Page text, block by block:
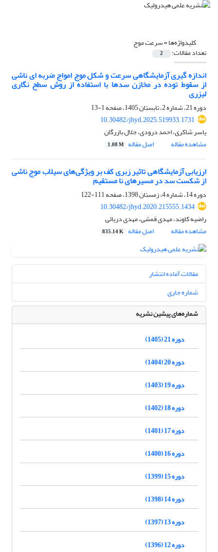
کلیدواژه‌ها =سرعت موج
تعداد مقالات: 2
اندازه گیری آزمایشگاهی سرعت و شکل موج امواج ضربه ای ناشی
از سقوط توده در مخازن سدها با استفاده از روش سطح نگاری
لیزری
دوره 21، شماره 2، تابستان 1405، صفحه
1-13
10.30482/jhyd.2025.519933.1731
یاسر شاکری، احمد درودی، جلال بازرگان
مشاهده مقاله
اصل مقاله 1.08 M
ارزیابی آزمایشگاهی تاثیر زبری کف بر ویژگی‌های سیلاب موج ناشی
از شکست سد در مسیر‌های نا مستقیم
دوره 14، شماره 4، زمستان 1398، صفحه
111-122
10.30482/jhyd.2020.215555.1434
راضیه کاوند، مهدی قمشی، مهدی دریائی
مشاهده مقاله
اصل مقاله 835.14 K
مقالات آماده انتشار
شماره جاری
شماره‌های پیشین نشریه
دوره 21 (1405)
دوره 20 (1404)
دوره 19 (1403)
دوره 18 (1402)
دوره 17 (1401)
دوره 16 (1400)
دوره 15 (1399)
دوره 14 (1398)
دوره 13 (1397)
دوره 12 (1396)